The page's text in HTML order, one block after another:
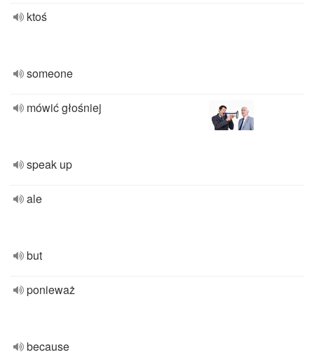
ktoś
someone
mówić głośniej
speak up
ale
but
ponieważ
because